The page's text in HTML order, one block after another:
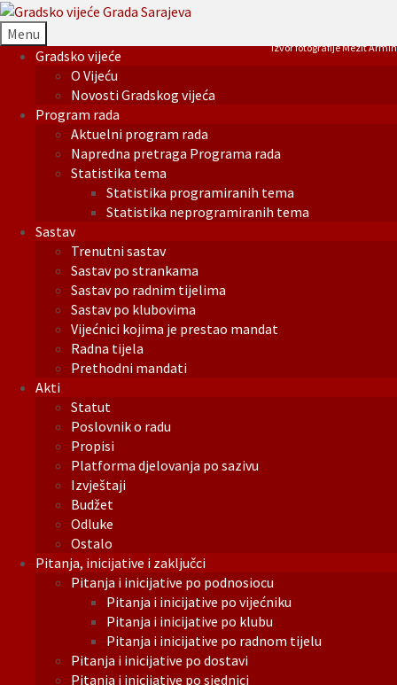
Menu
Gradsko vijeće
O Vijeću
Novosti Gradskog vijeća
Program rada
Aktuelni program rada
Napredna pretraga Programa rada
Statistika tema
Statistika programiranih tema
Statistika neprogramiranih tema
Sastav
Trenutni sastav
Sastav po strankama
Sastav po radnim tijelima
Sastav po klubovima
Vijećnici kojima je prestao mandat
Radna tijela
Prethodni mandati
Akti
Statut
Poslovnik o radu
Propisi
Platforma djelovanja po sazivu
Izvještaji
Budžet
Odluke
Ostalo
Pitanja, inicijative i zaključci
Pitanja i inicijative po podnosiocu
Pitanja i inicijative po vijećniku
Pitanja i inicijative po klubu
Pitanja i inicijative po radnom tijelu
Pitanja i inicijative po dostavi
Pitanja i inicijative po sjednici
Izvor fotografije Mezit Armin